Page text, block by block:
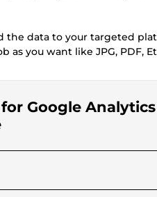
the data to your targeted
as you want like JPG, PDF,
Google